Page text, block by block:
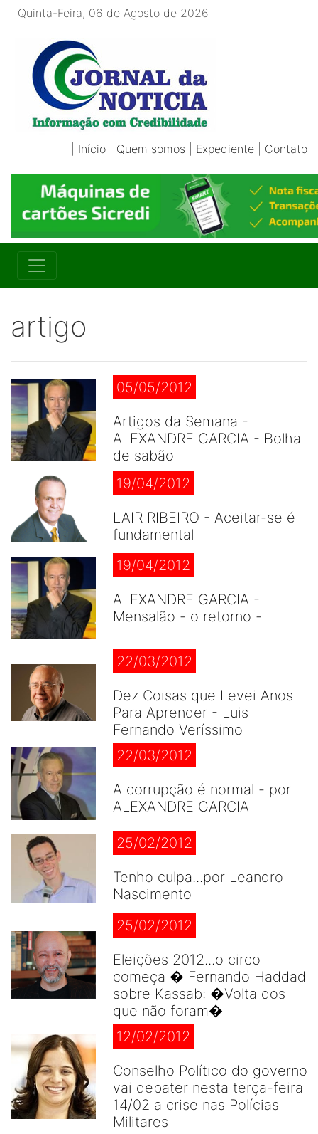
Quinta-Feira, 06 de Agosto de 2026
Início Quem somos Expediente Contato
artigo
05/05/2012
Artigos da Semana -
ALEXANDRE GARCIA - Bolha
de sabão
19/04/2012
LAIR RIBEIRO - Aceitar-se é
fundamental
19/04/2012
ALEXANDRE GARCIA -
Mensalão - o retorno -
22/03/2012
Dez Coisas que Levei Anos
Para Aprender - Luis
Fernando Veríssimo
22/03/2012
A corrupção é normal - por
ALEXANDRE GARCIA
25/02/2012
Tenho culpa...por Leandro
Nascimento
25/02/2012
Eleições 2012...o circo
começa � Fernando Haddad
sobre Kassab: �Volta dos
que não foram�
12/02/2012
Conselho Político do governo
vai debater nesta terça-feira
14/02 a crise nas Polícias
Militares